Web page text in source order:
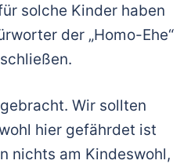
solche Kinder haben
der „Homo-Ehe“
Wir sollten
hier gefährdet ist
nichts am Kindeswohl,